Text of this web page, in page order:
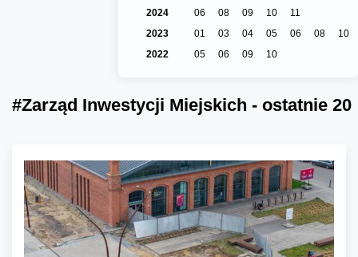
2024
06 08 09 10
11
2023
01 03 04 05 06 08
10
2022
05 06 09 10
#Zarząd Inwestycji Miejskich - ostatnie 20